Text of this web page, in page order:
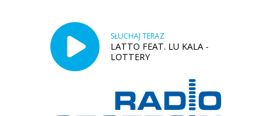
SŁUCHAJ TERAZ
LATTO FEAT. LU KALA -
LOTTERY